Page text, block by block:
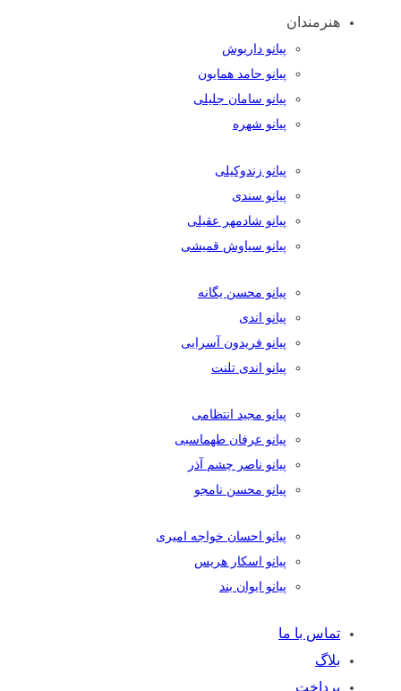
هنرمندان
پیانو داریوش
پیانو حامد همایون
پیانو سامان جلیلی
پیانو شهره
پیانو زندوکیلی
پیانو سندی
پیانو شادمهر عقیلی
پیانو سیاوش قمیشی
پیانو محسن یگانه
پیانو اندی
پیانو فریدون آسرایی
پیانو اندی تلنت
پیانو مجید انتظامی
پیانو عرفان طهماسبی
پیانو ناصر چشم آذر
پیانو محسن نامجو
پیانو احسان خواجه امیری
پیانو اسکار هریس
پیانو ایوان بند
تماس با ما
بلاگ
پرداخت